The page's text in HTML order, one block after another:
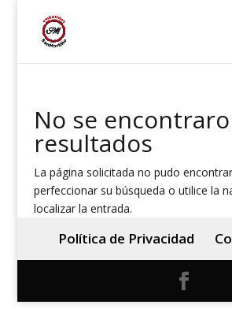
No se
resultados
La página solicitada no pudo
perfeccionar su búsqueda o utilice la
localizar la entrada.
Política de Privacidad